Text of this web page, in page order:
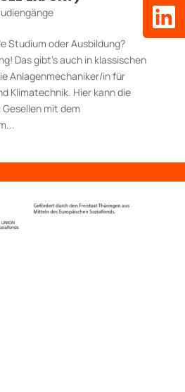
Studium oder Ausbildung?
Das gibt’s auch in klassischen
Anlagenmechaniker/in für
Klimatechnik. Hier kann die
mit dem